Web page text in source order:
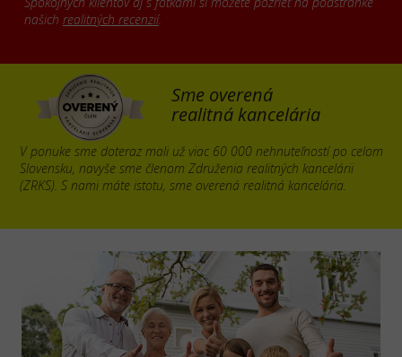
našich realitných recenzií.
Sme overená
realitná kancelária
V ponuke sme doteraz mali už viac 60 000 nehnuteľností po celom
Slovensku, navyše sme členom Združenia realitných kancelárii
(ZRKS). S nami máte istotu, sme overená realitná kancelária.